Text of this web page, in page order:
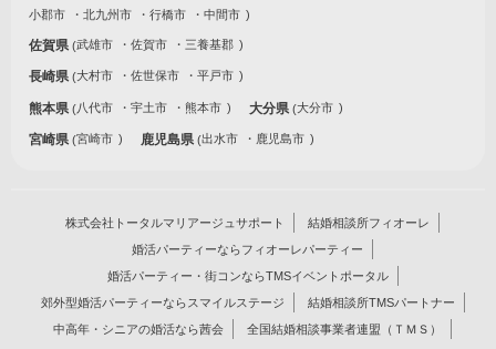
小郡市
北九州市 行橋市 中間市
佐賀県 武雄市 佐賀市 三養基郡
長崎県 大村市 佐世保市 平戸市
熊本県 八代市 宇土市 熊本市 大分県 大分市
宮崎県 宮崎市 鹿児島県 出水市 鹿児島市
株式会社トータルマリアージュサポート
結婚相談所フィオーレ
婚活パーティーならフィオーレパーティー
婚活パーティー・街コンならTMSイベントポータル
郊外型婚活パーティーならスマイルステージ
結婚相談所TMSパートナー
中高年・シニアの婚活なら茜会
全国結婚相談事業者連盟（ＴＭＳ）